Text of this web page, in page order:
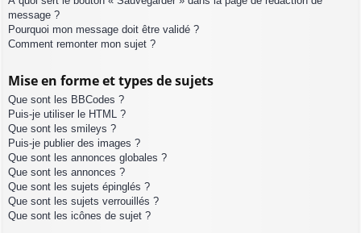
message ?
Pourquoi mon message doit être validé ?
Comment remonter mon sujet ?
Mise en forme et types de sujets
Que sont les BBCodes ?
Puis-je utiliser le HTML ?
Que sont les smileys ?
Puis-je publier des images ?
Que sont les annonces globales ?
Que sont les annonces ?
Que sont les sujets épinglés ?
Que sont les sujets verrouillés ?
Que sont les icônes de sujet ?